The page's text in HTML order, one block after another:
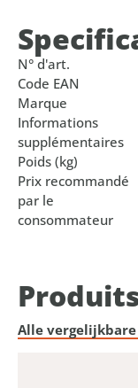
N° d'art.
Code EAN
Marque
Informations
supplémentaires
Poids (kg)
Prix recommandé
par le
consommateur
Alle